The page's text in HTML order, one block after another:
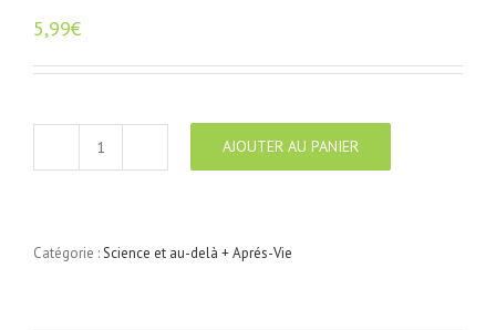
5,99€
quantité
AJOUTER AU PANIER
Catégorie :Science et au-delà + Aprés-Vie